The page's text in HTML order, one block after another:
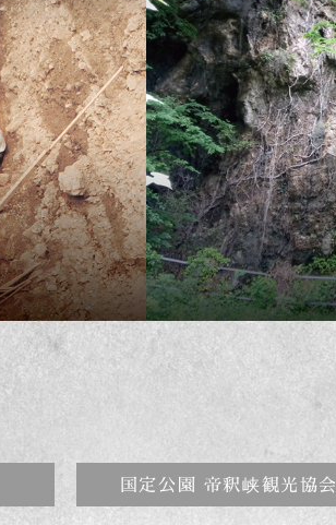
国定公園 帝釈峡観光協会